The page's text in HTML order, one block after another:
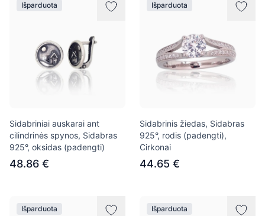
Išparduota
Sidabriniai auskarai ant
cilindrinės spynos, Sidabras
925°, oksidas (padengti)
48.86 €
Išparduota
Sidabrinis žiedas, Sidabras
925°, rodis (padengti),
Cirkonai
44.65 €
Išparduota Išparduota